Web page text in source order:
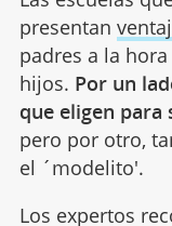
presentan
padres a la
hijos. Por un
que eligen para
pero por otro,
el ´modelito'.
Los expertos